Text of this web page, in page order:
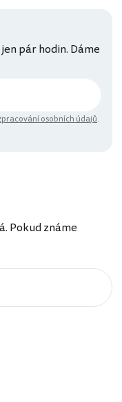
pár hodin. Dáme
osobních údajů.
Pokud známe